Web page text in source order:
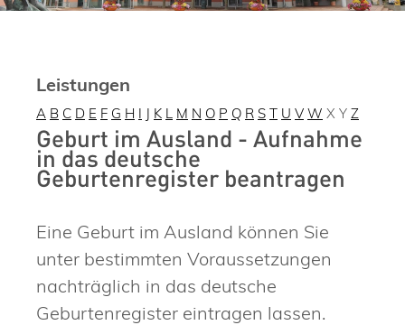
Leistungen
A B C D E F G H I J K L M N O P Q R S T U V W X Y Z
Geburt im Ausland - Aufnahme
in das deutsche
Geburtenregister beantragen
Eine Geburt im Ausland können Sie
unter bestimmten Voraussetzungen
nachträglich in das deutsche
Geburtenregister eintragen lassen.